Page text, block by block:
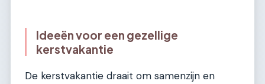
Ideeën voor een gezellige
kerstvakantie
De kerstvakantie draait om samenzijn en